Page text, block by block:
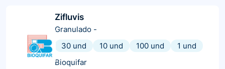
Zifluvis
Granulado -
30 und
10 und 100 und
1 und
Bioquifar